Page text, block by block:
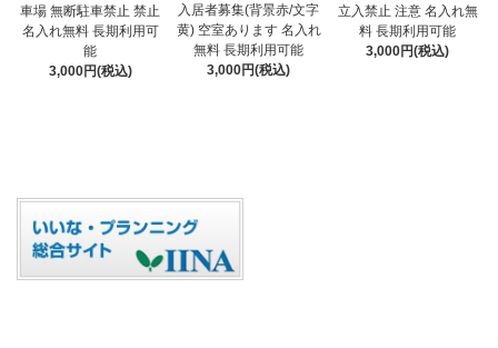
車場 無断駐車禁止 禁止
名入れ無料 長期利用可
能
3,000円(税込)
入居者募集(背景赤/文字
黄) 空室あります 名入れ
無料 長期利用可能
3,000円(税込)
立入禁止 注意 名入れ無
料 長期利用可能
3,000円(税込)